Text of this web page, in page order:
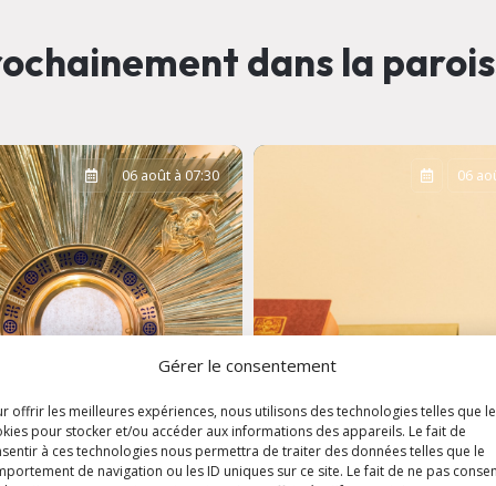
Gérer le consentement
offrir les meilleures expériences, nous utilisons des technologies telles que
pour stocker et/ou accéder aux informations des appareils. Le fait de
à ces technologies nous permettra de traiter des données telles que le
de navigation ou les ID uniques sur ce site. Le fait de ne pas
dans la
06 août à 07:30 06